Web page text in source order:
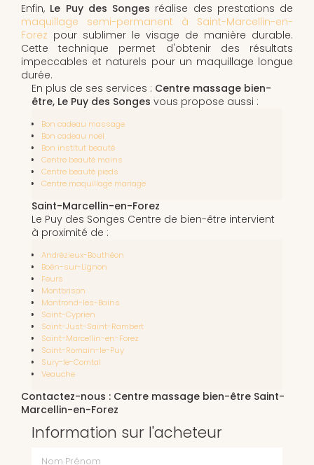
Enfin, Le Puy des Songes réalise des prestations de
maquillage semi-permanent à Saint-Marcellin-en-
Forez pour sublimer le visage de manière durable.
Cette technique permet d'obtenir des résultats
impeccables et naturels pour un maquillage longue
durée.
En plus de ses services : Centre massage bien-
être, Le Puy des Songes vous propose aussi :
Bon cadeau massage
Bon cadeau noël
Bon institut beauté
Centre beauté mains
Centre beauté pieds
Centre maquillage mariage
Saint-Marcellin-en-Forez
Le Puy des Songes Centre de bien-être intervient
à proximité de :
Andrézieux-Bouthéon
Boën-sur-Lignon
Feurs
Montbrison
Montrond-les-Bains
Saint-Cyprien
Saint-Just-Saint-Rambert
Saint-Marcellin-en-Forez
Saint-Romain-le-Puy
Sury-le-Comtal
Veauche
Contactez-nous : Centre massage bien-être Saint-
Marcellin-en-Forez
Information sur l'acheteur